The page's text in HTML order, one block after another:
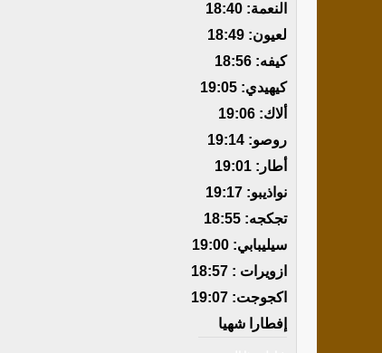
النعمة: 18:40
لعيون: 18:49
كيفه: 18:56
كيهيدي: 19:05
ألاك: 19:06
روصو: 19:14
أطار: 19:01
نواذيبو: 19:17
تجكجه: 18:55
سيليبابي: 19:00
ازويرات : 18:57
اكجوجت: 19:07
إفطارا شهيا